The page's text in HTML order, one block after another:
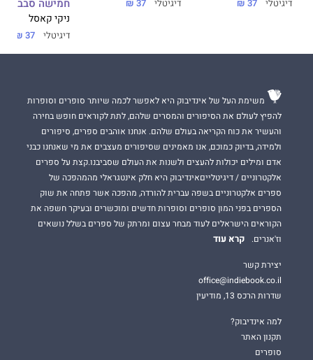
דיגיטלי 37 ₪
דיגיטלי 37 ₪ חמישה סבבים
ניקי קאסל
דיגיטלי 37 ₪
משימת העל של אינדיבוק היא לאפשר לכמה שיותר סופרים וסופרות
להפיץ לעולם את הסיפורים והמסרים שלהם, לתת לקוראים חופש בחירה
והעשיר את כוח הקריאה בעולם שלהם. אנחנו אוהבים ספרים, סיפורים
ולמידה, בדיוק כמוכם, אנו מאמינים שסיפורים מעצבים את מי שאנחנו כבני
אדם ומילים יכולות להעצים ולשנות את העולם שסביבנו.קצת על ספרים
אלקטרוניים / דיגיטלייםאינדיבוק היא חלק אינטגראלי מהמהפכה של
ספרים אלקטרוניים בשפה עברית להורדה, מהפכה אשר פתחה את שוק
הספרים בפני המון סופרים וסופרות חדשים ומוכשרים ובעיקר חשפה את
הקוראים הישראלים לעוד מבחר עצום ומרתק של ספרים בשלל נושאים
וז'אנרים.
קרא עוד
יצירת קשר
office@indiebook.co.il
שדרות הרכס 13, מודיעין
למה אינדיבוק?
תקנון האתר
סופרים